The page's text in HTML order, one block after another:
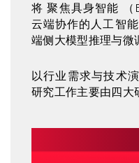
将 聚焦具身智能
云端协作的人工智
端侧大模型推理与微
以行业需求与技术
研究工作主要由四大